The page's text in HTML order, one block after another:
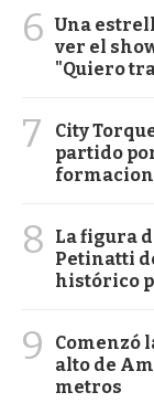
6 Una
ver el
"Quiero
7
City
partido
8
La figura
Petinatti
histórico
9
Comenzó
alto de
metros